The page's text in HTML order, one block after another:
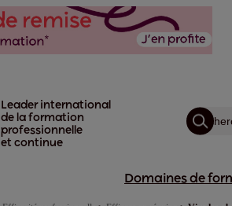
Leader international
de la formation
professionnelle
et continue
Domaines de